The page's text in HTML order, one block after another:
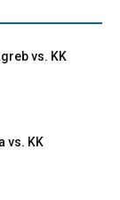
vs. KK
vs. KK